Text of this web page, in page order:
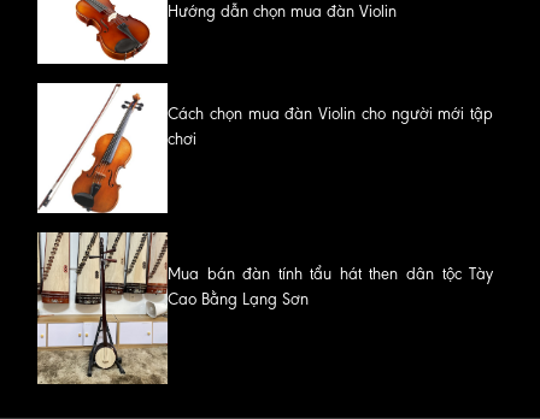
Hướng dẫn chọn mua đàn Violin
Cách chọn mua đàn Violin cho người mới tập
chơi
Mua bán đàn tính tẩu hát then dân tộc Tày
Cao Bằng Lạng Sơn